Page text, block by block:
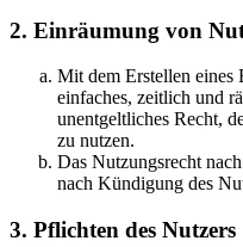
2. Einräumung von
Mit dem Erstellen eines
einfaches, zeitlich und
unentgeltliches Recht,
zu nutzen.
Das Nutzungsrecht
nach Kündigung des
3. Pflichten des Nutzers